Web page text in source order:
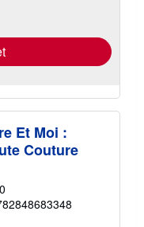
Et Moi :
Couture